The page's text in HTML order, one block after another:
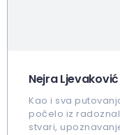
Nejra Ljevaković
Kao i sva
počelo iz
stvari,